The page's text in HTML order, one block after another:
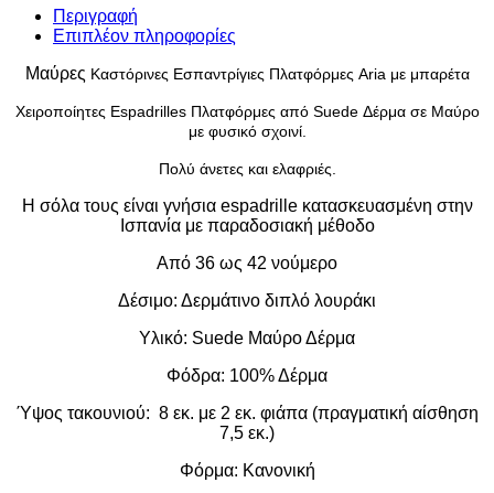
Πλατφόρμες
Aria
ποσότητα
Περιγραφή
Επιπλέον πληροφορίες
Μαύρες Καστόρινες Εσπαντρίγιες Πλατφόρμες Aria με μπαρέτα
Χειροποίητες Espadrilles Πλατφόρμες από Suede Δέρμα σε Μαύρο
με φυσικό σχοινί.
Πολύ άνετες και ελαφριές.
Η σόλα τους είναι γνήσια espadrille κατασκευασμένη στην
Ισπανία με παραδοσιακή μέθοδο
Από 36 ως 42 νούμερο
Δέσιμο: Δερμάτινο διπλό λουράκι
Υλικό: Suede Μαύρο Δέρμα
Φόδρα: 100% Δέρμα
Ύψος τακουνιού: 8 εκ. με 2 εκ. φιάπα (πραγματική αίσθηση
7,5 εκ.)
Φόρμα: Κανονική